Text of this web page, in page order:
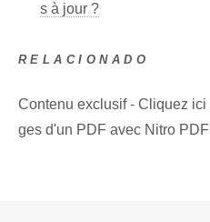
s à jour ?
RELACIONADO
Contenu exclusif - Cliquez
ges d'un PDF avec Nitro